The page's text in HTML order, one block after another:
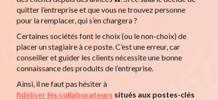
quitter l’entreprise et que vous ne trouvez personne
pour la remplacer, qui s’en chargera ?
Certaines sociétés font le choix (ou le non-choix) de
placer un stagiaire à ce poste. C’est une erreur, car
conseiller et guider les clients nécessite une bonne
connaissance des produits de l’entreprise.
Ainsi, il ne faut pas hésiter à
fidéliser les collaborateurs situés aux postes-clés